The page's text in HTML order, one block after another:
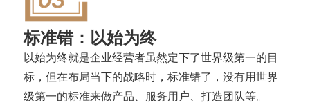
标准错：以始为终
以始为终就是企业经营者虽然定下了世界级第一的目
标，但在布局当下的战略时，标准错了，没有用世界
级第一的标准来做产品、服务用户、打造团队等。